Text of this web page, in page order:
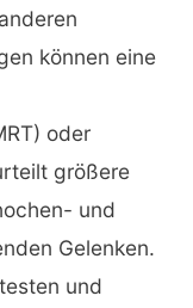
können eine
oder
größere
und
Gelenken.
und